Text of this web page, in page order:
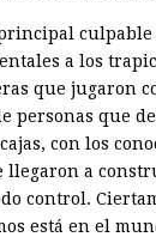
a los
que jugaron
personas que
con los
llegaron a
control.
está en el